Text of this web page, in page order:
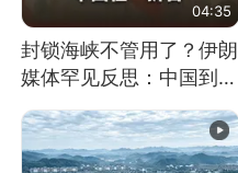
04:35
封锁海峡不管用了？伊朗
媒体罕见反思：中国到底